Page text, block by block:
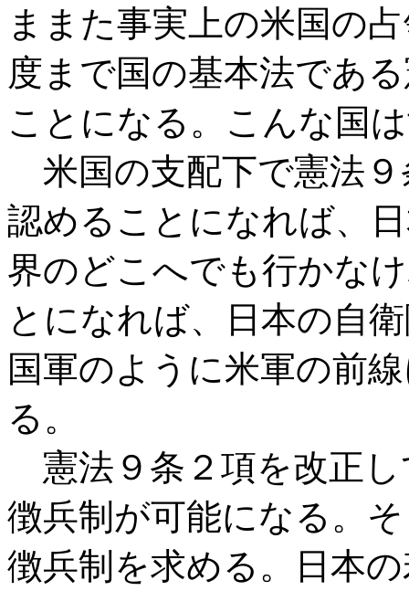
ままた事実上の米国の
度まで国の基本法であ
ことになる。こんな国
米国の支配下で憲法９
認めることになれば、
界のどこへでも行かな
とになれば、日本の自
国軍のように米軍の前
る。
憲法９条２項を改正し
徴兵制が可能になる。
徴兵制を求める。日本